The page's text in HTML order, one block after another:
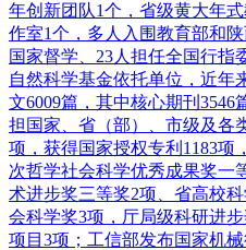
年创新团队1个，省级黄大年
作室1个，多人入围教育部和
国家督学、23人担任全国行指
自然科学基金依托单位，近年
文6009篇，其中核心期刊3546
担国家、省（部）、市级及各
项，获得国家授权专利1183项
次哲学社会科学优秀成果奖一
术进步奖三等奖2项、省高校
会科学奖3项，厅局级科研进
项目3项；工信部发布国家机